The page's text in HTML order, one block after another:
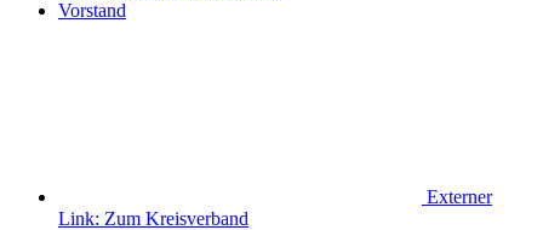
Vorstand
Externer
Link: Zum Kreisverband